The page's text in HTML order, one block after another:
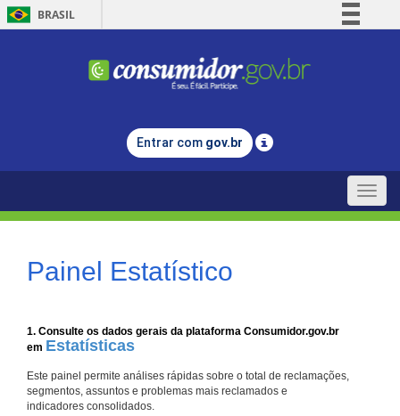
BRASIL
Comunica BR
Legislação
Entrar com gov.br
Toggle
Painel Estatístico
1. Consulte os dados gerais da plataforma Consumidor.gov.br
em Estatísticas
Este painel permite análises rápidas sobre o total de reclamações,
segmentos, assuntos e problemas mais reclamados e
indicadores consolidados.